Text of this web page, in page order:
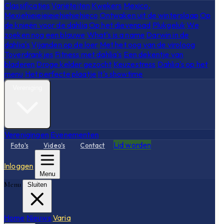
Classificaties Variëteiten Kwekers Mexico,
Mexiehieieieieiehiehiehieco Ontwaken uit de winterslaap Op
de knieën voor de dahliaOp het dievenpad Plukgeluk We
zoeken nog een blauwe What's is a name Darwin in de
dahlia's Vijanden op de loer Met het oog van de viroloog
Toverdrankjes Fitness met dahlia's Een dekentje van
bladeren Droge kelder gezocht Keuzestress Dahlia's op het
menu Het perfecte plaatje It's showtime
Verenigingen Evenementen
Foto's Video's Contact Lid worden
Inloggen
Menu
Menu Sluiten
Home Nieuws Varia